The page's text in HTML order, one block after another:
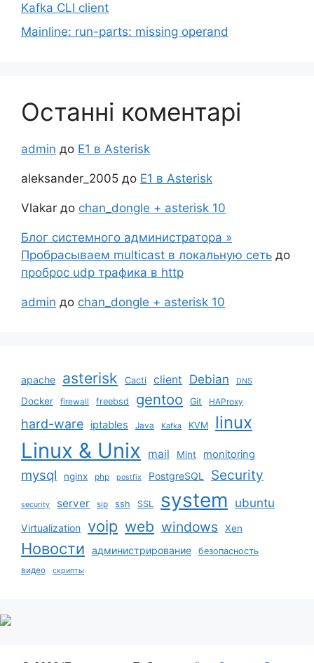
Kafka CLI client
Mainline: run-parts: missing operand
Останні коментарі
admin до Е1 в Asterisk
aleksander_2005 до Е1 в Asterisk
Vlakar до chan_dongle + asterisk 10
Блог системного администратора »
Пробрасываем multicast в локальную сеть до
проброс udp трафика в http
admin до chan_dongle + asterisk 10
apache asterisk Cacti client Debian DNS
Docker firewall freebsd gentoo Git HAProxy
hard-ware iptables Java Kafka KVM linux
Linux & Unix mail Mint monitoring
mysql nginx php postfix PostgreSQL Security
security server sip ssh SSL system ubuntu
Virtualization voip web windows Xen
Новости администрирование безопасность
видео скрипты